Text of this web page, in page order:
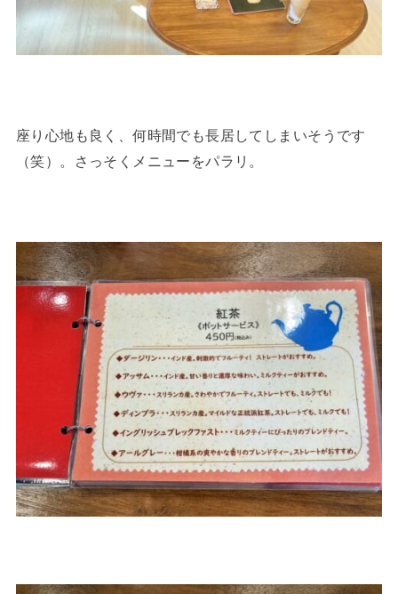
座り心地も良く、何時間でも長居してしまいそうです
（笑）。さっそくメニューをパラリ。